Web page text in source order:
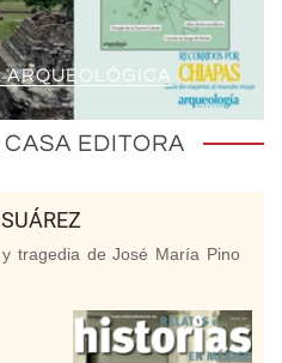
EDITORA
tragedia de José María Pino